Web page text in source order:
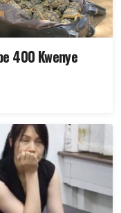
400 Kwenye